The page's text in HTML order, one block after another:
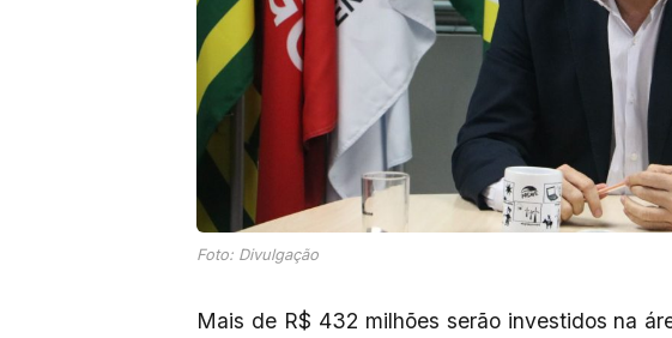
Foto: Divulgação
Mais de R$ 432 milhões serão investidos na